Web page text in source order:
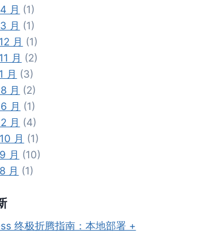
月 (1)
月 (1)
月 (1)
月 (2)
月 (3)
月 (2)
月 (1)
月 (4)
月 (1)
月 (10)
月 (1)
终极折腾指南：本地部署 +